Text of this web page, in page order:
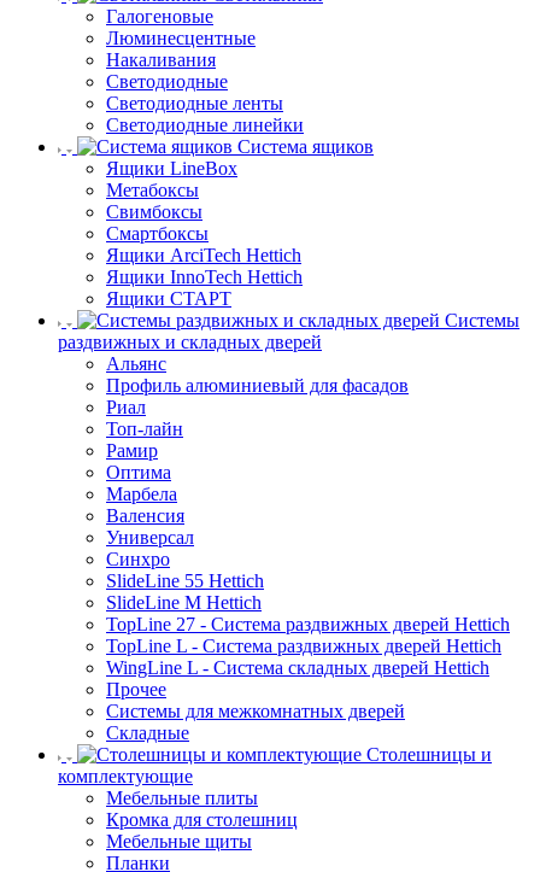
Галогеновые
Люминесцентные
Накаливания
Светодиодные
Светодиодные ленты
Светодиодные линейки
Система ящиков
Ящики LineBox
Метабоксы
Свимбоксы
Смартбоксы
Ящики ArciTech Hettich
Ящики InnoTech Hettich
Ящики СТАРТ
Системы
раздвижных и складных дверей
Альянс
Профиль алюминиевый для фасадов
Риал
Топ-лайн
Рамир
Оптима
Марбела
Валенсия
Универсал
Синхро
SlideLine 55 Hettich
SlideLine M Hettich
TopLine 27 - Система раздвижных дверей Hettich
TopLine L - Система раздвижных дверей Hettich
WingLine L - Система складных дверей Hettich
Прочее
Системы для межкомнатных дверей
Складные
Столешницы и
комплектующие
Мебельные плиты
Кромка для столешниц
Мебельные щиты
Планки